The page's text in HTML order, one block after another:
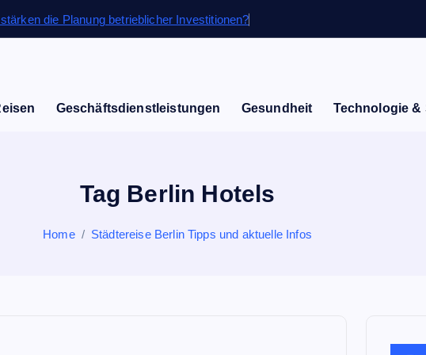
die Planung betrieblicher Investitionen?
Geschäftsdienstleistungen Gesundheit Technologie &
Tag Berlin Hotels
Home Städtereise Berlin Tipps und aktuelle Infos